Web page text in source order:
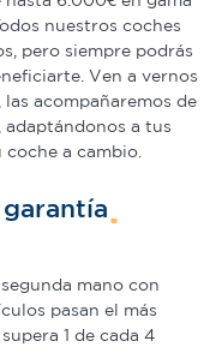
nuestros coches
pero siempre podrás
Ven a vernos
acompañaremos de
adaptándonos a tus
coche a cambio.
mano con
pasan el más
1 de cada 4